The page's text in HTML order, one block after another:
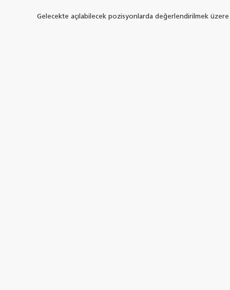
Gelecekte açılabilecek pozisyonlarda değerlendirilmek